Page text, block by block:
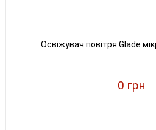
Освіжувач повітря Glade
0 грн